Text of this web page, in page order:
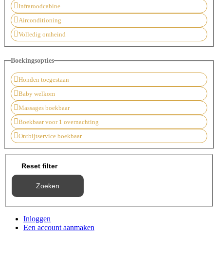
Infraroodcabine
Airconditioning
Volledig omheind
Boekingsopties
Honden toegestaan
Baby welkom
Massages boekbaar
Boekbaar voor 1 overnachting
Ontbijtservice boekbaar
Reset filter
Zoeken
Inloggen
Een account aanmaken